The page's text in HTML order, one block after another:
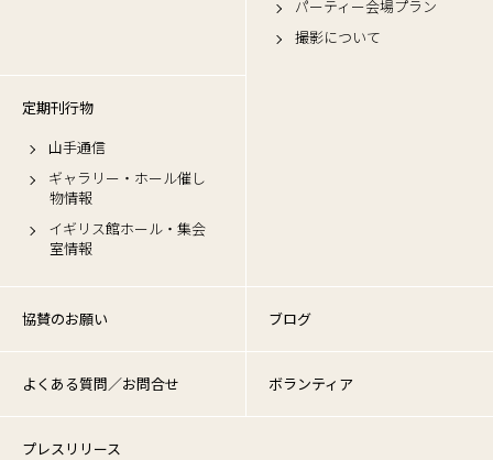
パーティー会場プラン
撮影について
定期刊行物
山手通信
ギャラリー・ホール催し
物情報
イギリス館ホール・集会
室情報
協賛のお願い ブログ
よくある質問／お問合せ ボランティア
プレスリリース